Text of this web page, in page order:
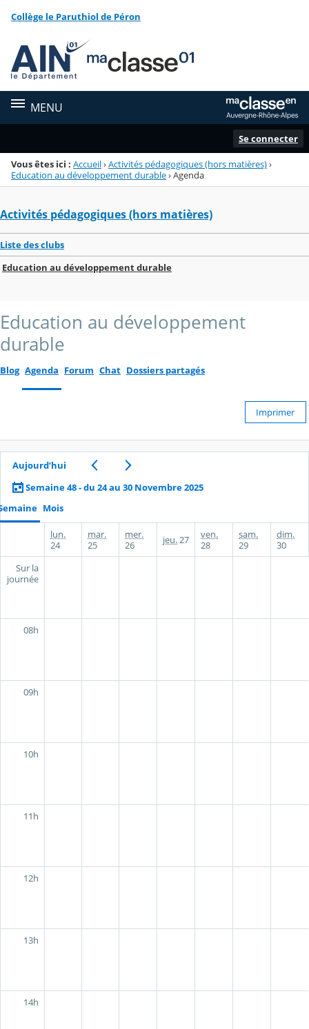
Menu de la rubrique
Contenu
Collège le Paruthiol de Péron
MENU
Se connecter
Vous êtes ici : Accueil›Activités pédagogiques (hors matières)›
Education au développement durable›Agenda
Activités pédagogiques (hors matières)
Liste des clubs
Education au développement durable
Education au développement
durable
Blog Agenda Forum Chat Dossiers partagés
Imprimer
Aujourd’hui
Semaine 48 - du 24 au 30 Novembre 2025
Mois
lun.
24
mar.
25
mer.
26
jeu.27
ven.
28
sam.
29
dim.
30
Sur la
journée
08h
09h
10h
11h
12h
13h
14h